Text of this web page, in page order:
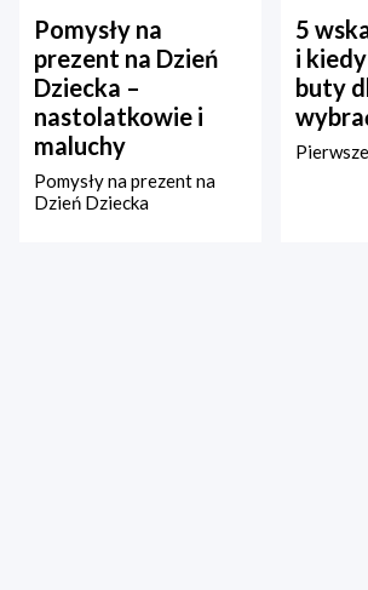
Pomysły na
prezent na Dzień
Dziecka –
nastolatkowie i
maluchy
Pomysły na prezent na
Dzień Dziecka
5
i
buty